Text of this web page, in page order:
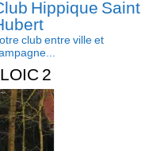
Hippique Saint
club entre ville et
2